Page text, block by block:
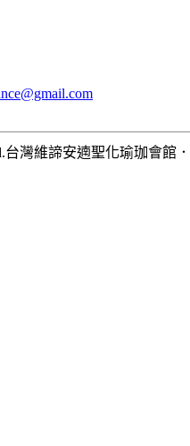
台灣維諦安遖聖化瑜珈會館 ．